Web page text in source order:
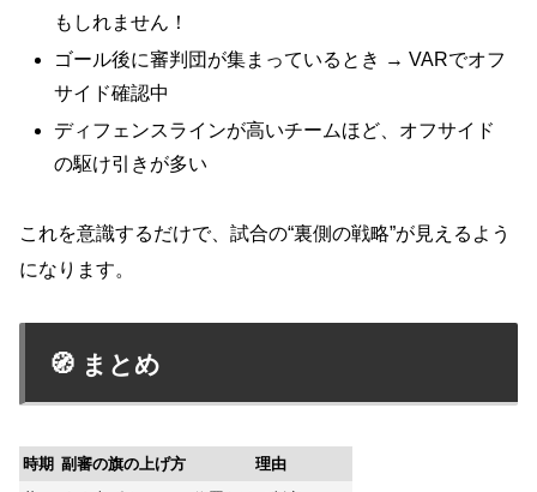
もしれません！
ゴール後に審判団が集まっているとき → VARでオフ
サイド確認中
ディフェンスラインが高いチームほど、オフサイド
の駆け引きが多い
これを意識するだけで、試合の“裏側の戦略”が見えるよう
になります。
🧭 まとめ
時期 副審の旗の上げ方
理由